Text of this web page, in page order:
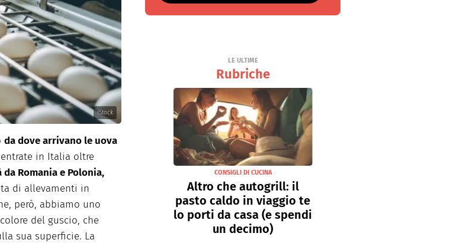
iStock
da dove arrivano le uova
entrate in Italia oltre
da Romania e Polonia,
di allevamenti in
però, abbiamo uno
del guscio, che
sua superficie. La
LE ULTIME
Rubriche
CONSIGLI DI CUCINA
Altro che autogrill: il
pasto caldo in viaggio te
lo porti da casa (e spendi
un decimo)